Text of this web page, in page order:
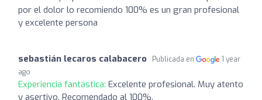
por el dolor lo recomiendo 100% es un gran profesional
y excelente persona
sebastián lecaros calabacero Publicada en
1 year
ago
Experiencia fantástica: Excelente profesional. Muy atento
y asertivo. Recomendado al 100%.